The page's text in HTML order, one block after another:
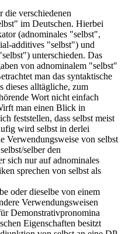
verschiedenen
im Deutschen. Hierbei
(adnominales "selbst",
additives "selbst") und
unterschieden. Das
von adnominalem "selbst"
man das syntaktische
dieses alltägliche, zum
Wort nicht einfach
man einen Blick in
feststellen, dass selbst meist
wird selbst in derlei
Verwendungsweise von selbst
selber den
sich nur auf adnominales
sprechen von selbst als
oder dieselbe von einem
Verwendungsweisen
Demonstrativpronomina
Eigenschaften besitzt